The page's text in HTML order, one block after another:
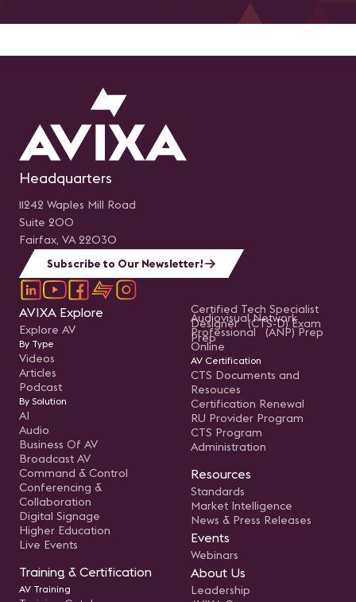
Headquarters
11242 Waples Mill Road
Suite 200
Fairfax, VA 22030
Subscribe to Our Newsletter!
AVIXA Explore
Explore AV
By Type
Videos
Articles
Podcast
By Solution
AI
Audio
Business Of AV
Broadcast AV
Command & Control
Conferencing &
Collaboration
Digital Signage
Higher Education
Live Events
Training & Certification
AV Training
Certified Tech Specialist
Designer (CTS-D) Exam
Prep
Audiovisual Network
Professional (ANP) Prep
Online
AV Certification
CTS Documents and
Resouces
Certification Renewal
RU Provider Program
CTS Program
Administration
Resources
Standards
Market Intelligence
News & Press Releases
Events
Webinars
About Us
Leadership